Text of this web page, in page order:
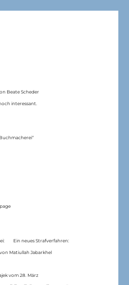
Beate Scheder
interessant.
Ein neues Strafverfahren:
Matiul­lah Jabarkhel
vom 28. März